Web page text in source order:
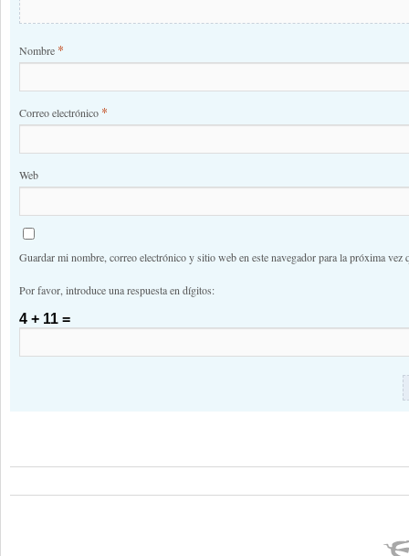
Nombre *
Correo electrónico *
Web
Guardar mi nombre, correo electrónico y sitio web en este navegador para la próxima vez
Por favor, introduce una respuesta en dígitos:
4 + 11 =